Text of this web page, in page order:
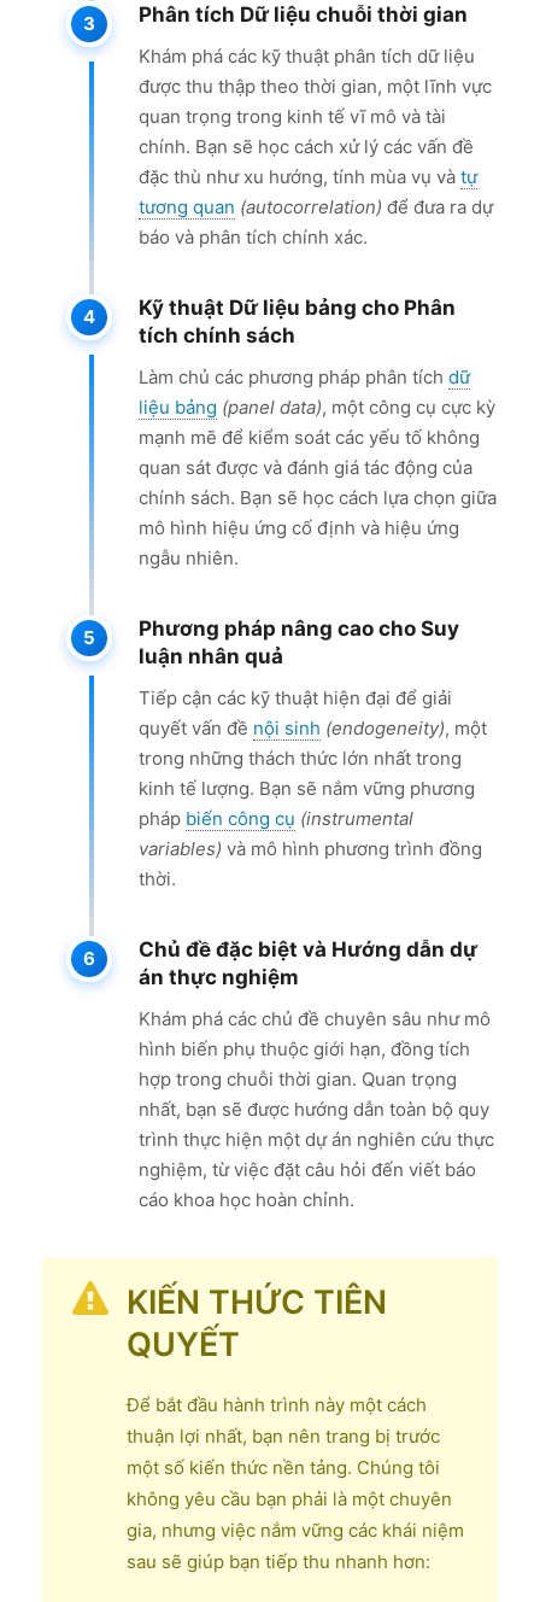
Phân tích Dữ liệu chuỗi thời gian
Khám phá các kỹ thuật phân tích dữ liệu
được thu thập theo thời gian, một lĩnh vực
quan trọng trong kinh tế vĩ mô và tài
chính. Bạn sẽ học cách xử lý các vấn đề
đặc thù như xu hướng, tính mùa vụ và tự
tương quan (autocorrelation) để đưa ra dự
báo và phân tích chính xác.
Kỹ thuật Dữ liệu bảng cho Phân
tích chính sách
Làm chủ các phương pháp phân tích dữ
liệu bảng (panel data), một công cụ cực kỳ
mạnh mẽ để kiểm soát các yếu tố không
quan sát được và đánh giá tác động của
chính sách. Bạn sẽ học cách lựa chọn giữa
mô hình hiệu ứng cố định và hiệu ứng
ngẫu nhiên.
Phương pháp nâng cao cho Suy
luận nhân quả
Tiếp cận các kỹ thuật hiện đại để giải
quyết vấn đề nội sinh (endogeneity), một
trong những thách thức lớn nhất trong
kinh tế lượng. Bạn sẽ nắm vững phương
pháp biến công cụ (instrumental
variables) và mô hình phương trình đồng
thời.
Chủ đề đặc biệt và Hướng dẫn dự
án thực nghiệm
Khám phá các chủ đề chuyên sâu như mô
hình biến phụ thuộc giới hạn, đồng tích
hợp trong chuỗi thời gian. Quan trọng
nhất, bạn sẽ được hướng dẫn toàn bộ quy
trình thực hiện một dự án nghiên cứu thực
nghiệm, từ việc đặt câu hỏi đến viết báo
cáo khoa học hoàn chỉnh.
KIẾN THỨC TIÊN
QUYẾT
Để bắt đầu hành trình này một cách
thuận lợi nhất, bạn nên trang bị trước
một số kiến thức nền tảng. Chúng tôi
không yêu cầu bạn phải là một chuyên
gia, nhưng việc nắm vững các khái niệm
sau sẽ giúp bạn tiếp thu nhanh hơn: